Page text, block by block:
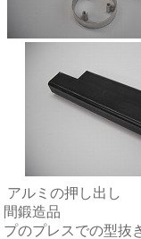
アルミ
間鍛
プのプレスでの型抜